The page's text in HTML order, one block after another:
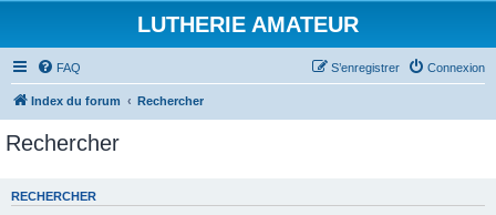
LUTHERIE AMATEUR
FAQ Connexion
S’enregistrer
Index du forum Rechercher
Rechercher
RECHERCHER